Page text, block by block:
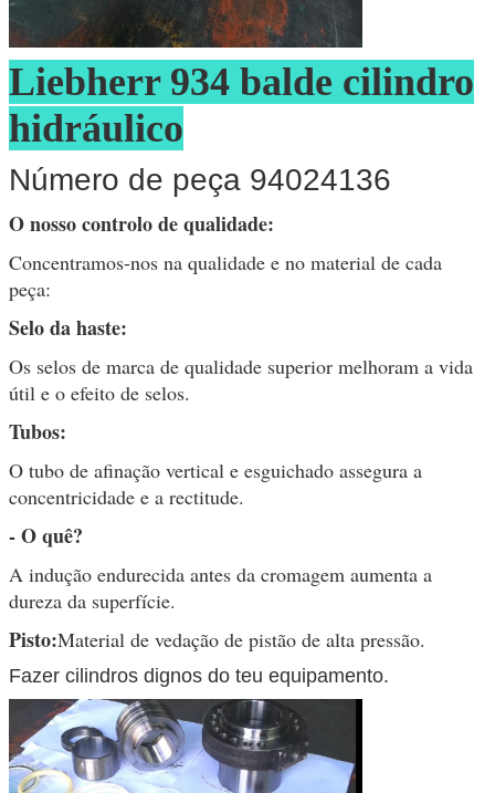
Liebherr 934 balde cilindro
hidráulico
Número de peça 94024136
O nosso controlo de qualidade:
Concentramos-nos na qualidade e no material de cada
peça:
Selo da haste:
Os selos de marca de qualidade superior melhoram a vida
útil e o efeito de selos.
Tubos:
O tubo de afinação vertical e esguichado assegura a
concentricidade e a rectitude.
- O quê?
A indução endurecida antes da cromagem aumenta a
dureza da superfície.
Pisto:Material de vedação de pistão de alta pressão.
Fazer cilindros dignos do teu equipamento.